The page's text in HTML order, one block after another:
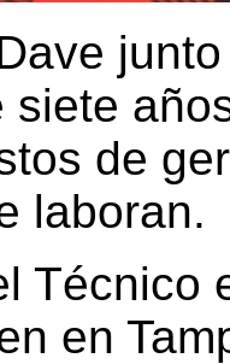
siete
de
laboran.
Técnico
en